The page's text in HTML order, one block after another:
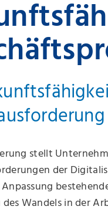
stellt
der
Wandels in der